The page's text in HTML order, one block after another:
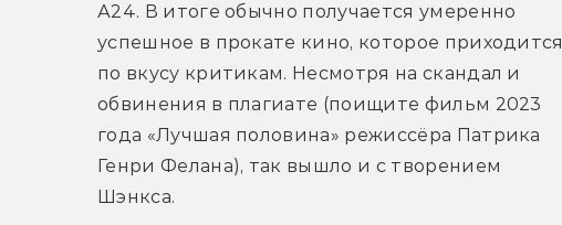
А24. В итоге обычно получается умеренно
успешное в прокате кино, которое приходится
по вкусу критикам. Несмотря на скандал и
обвинения в плагиате (поищите фильм 2023
года «Лучшая половина» режиссёра Патрика
Генри Фелана), так вышло и с творением
Шэнкса.